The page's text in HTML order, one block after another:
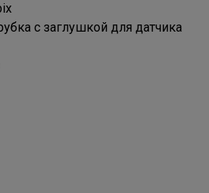
с заглушкой для датчика